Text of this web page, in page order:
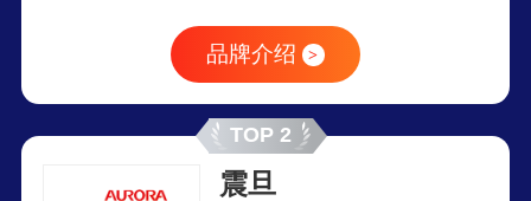
品牌介绍 >
TOP 2
震旦